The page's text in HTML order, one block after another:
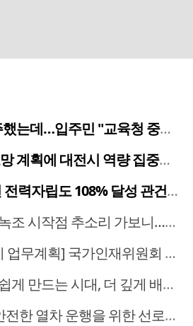
데…입주민 "교육청 중재 나서라"
계획에 대전시 역량 집중해야
립도 108% 달성 관건은 '주민 수용성'
점 추소리 가보니…걷어내도 짙은 초록빛
위원회 신설… 거점국립대 3곳 성장엔진·AI 분야 패키지 지원
만드는 시대, 더 깊게 배우는 교육
한 열차 운행을 위한 선로관리